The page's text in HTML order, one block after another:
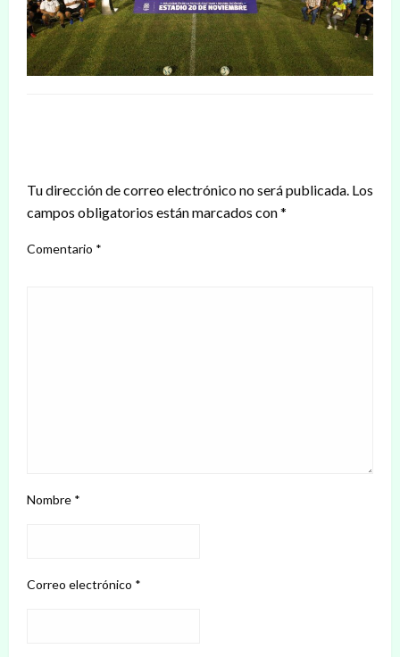
Tu dirección de correo electrónico no será publicada. Los
campos obligatorios están marcados con*
Comentario *
Nombre *
Correo electrónico *